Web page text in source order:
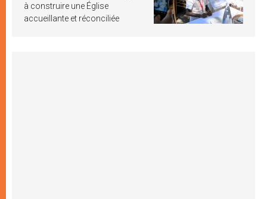
à construire une Église
accueillante et réconciliée